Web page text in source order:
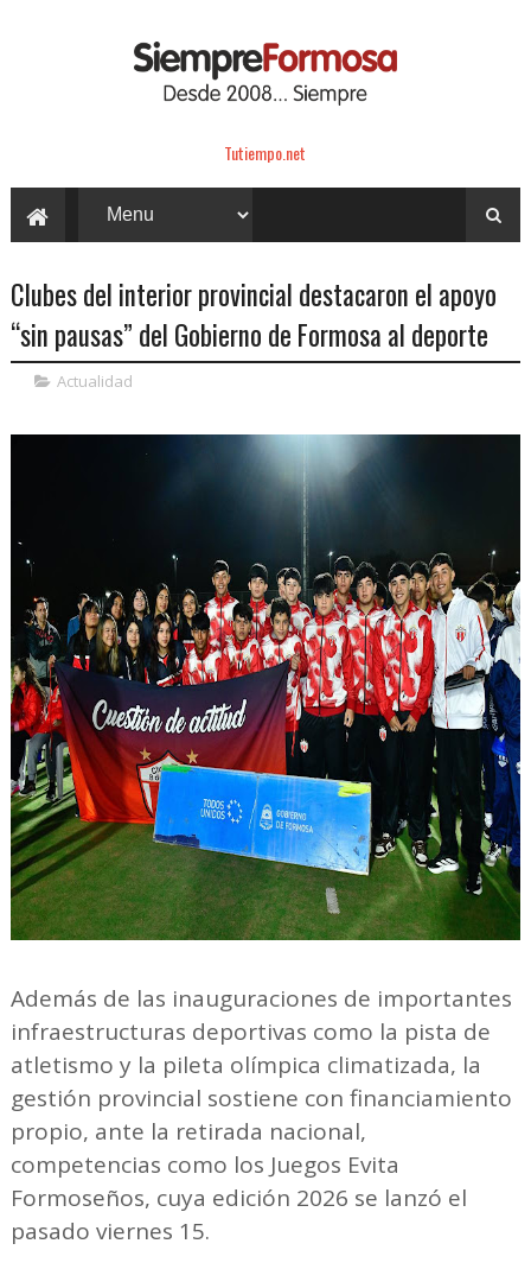
Tutiempo.net
Clubes del interior provincial destacaron el apoyo
“sin pausas” del Gobierno de Formosa al deporte
Actualidad
Además de las inauguraciones de importantes
infraestructuras deportivas como la pista de
atletismo y la pileta olímpica climatizada, la
gestión provincial sostiene con financiamiento
propio, ante la retirada nacional,
competencias como los Juegos Evita
Formoseños, cuya edición 2026 se lanzó el
pasado viernes 15.